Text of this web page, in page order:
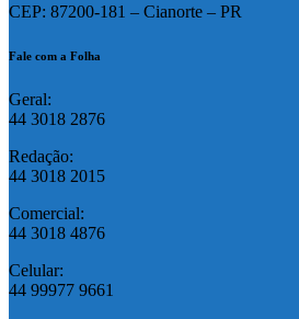
CEP: 87200-181 – Cianorte – PR
Fale com a Folha
Geral:
44 3018 2876
Redação:
44 3018 2015
Comercial:
44 3018 4876
Celular:
44 99977 9661